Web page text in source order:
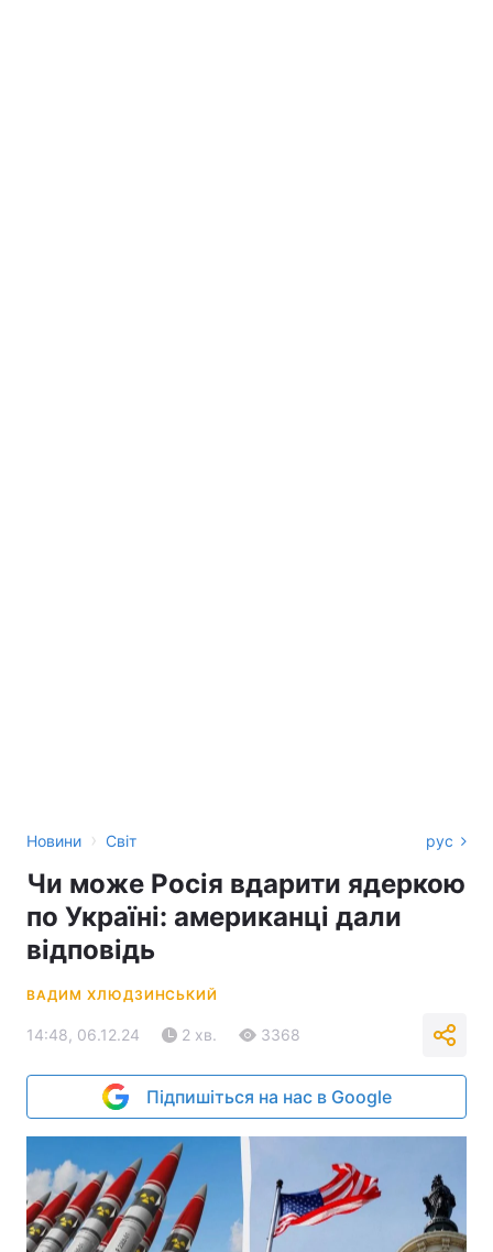
Новини › Світ рус
Чи може Росія вдарити ядеркою
по Україні: американці дали
відповідь
ВАДИМ ХЛЮДЗИНСЬКИЙ
14:48, 06.12.24 2 хв. 3368
Підпишіться на нас в Google